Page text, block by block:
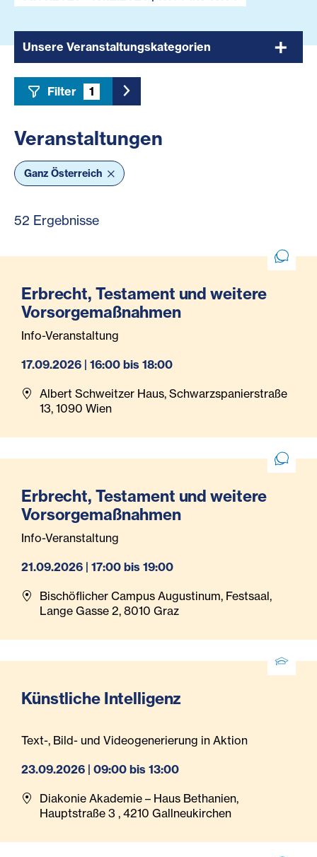
Unsere Veranstaltungskategorien
Filter 1 Toggle Sidebar Filter
Veranstaltungen
Ganz Österreich
52 Ergebnisse
Erbrecht, Testament und weitere
Vorsorgemaßnahmen
Info-Veranstaltung
17.09.2026 | 16:00 bis 18:00
Albert Schweitzer Haus, Schwarzspanierstraße
13, 1090 Wien
Erbrecht, Testament und weitere
Vorsorgemaßnahmen
Info-Veranstaltung
21.09.2026 | 17:00 bis 19:00
Bischöflicher Campus Augustinum, Festsaal,
Lange Gasse 2, 8010 Graz
Künstliche Intelligenz
Text-, Bild- und Videogenerierung in Aktion
23.09.2026 | 09:00 bis 13:00
Diakonie Akademie – Haus Bethanien,
Hauptstraße 3 , 4210 Gallneukirchen